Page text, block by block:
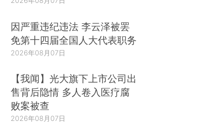
因严重违纪违法 李云泽被罢
免第十四届全国人大代表职务
2026年08月07日
【我闻】光大旗下上市公司出
售背后隐情 多人卷入医疗腐
败案被查
2026年08月07日